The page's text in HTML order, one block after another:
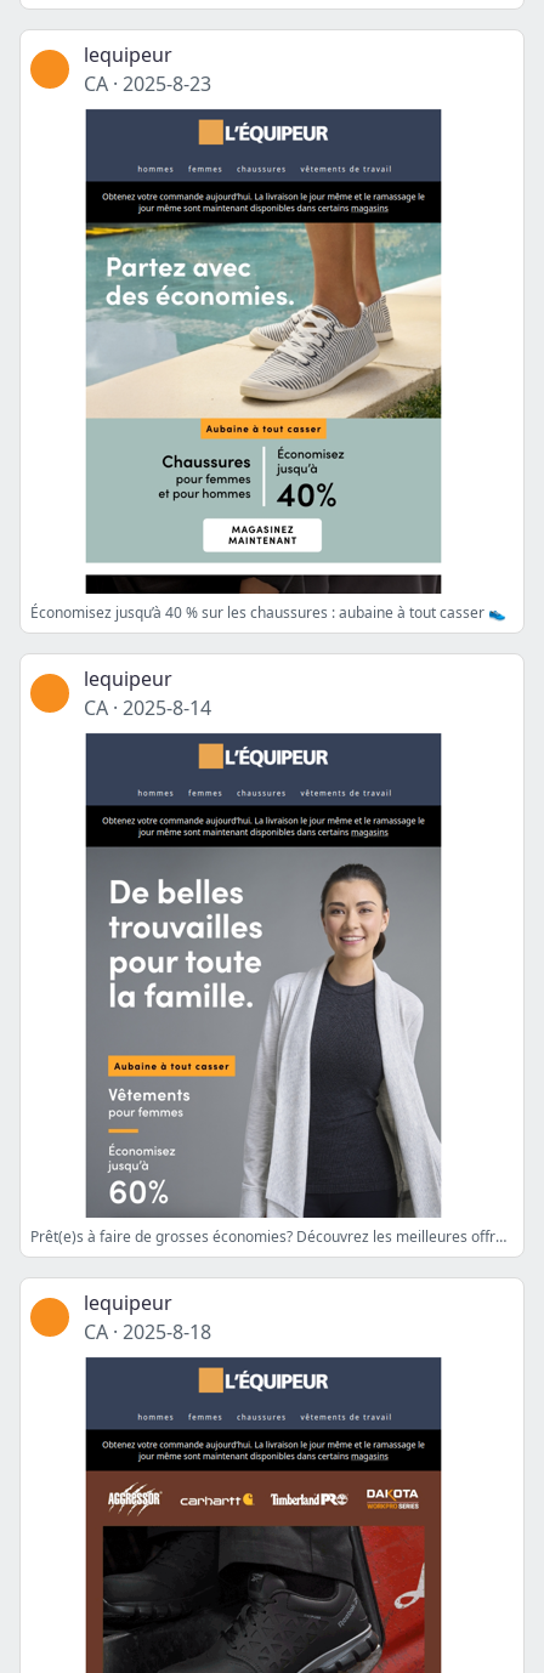
lequipeur
CA · 2025-8-23
Économisez jusqu’à 40 % sur les chaussures : aubaine à tout casser 👟
lequipeur
CA · 2025-8-14
Prêt(e)s à faire de grosses économies? Découvrez les meilleures offres de la semaine
lequipeur
CA · 2025-8-18